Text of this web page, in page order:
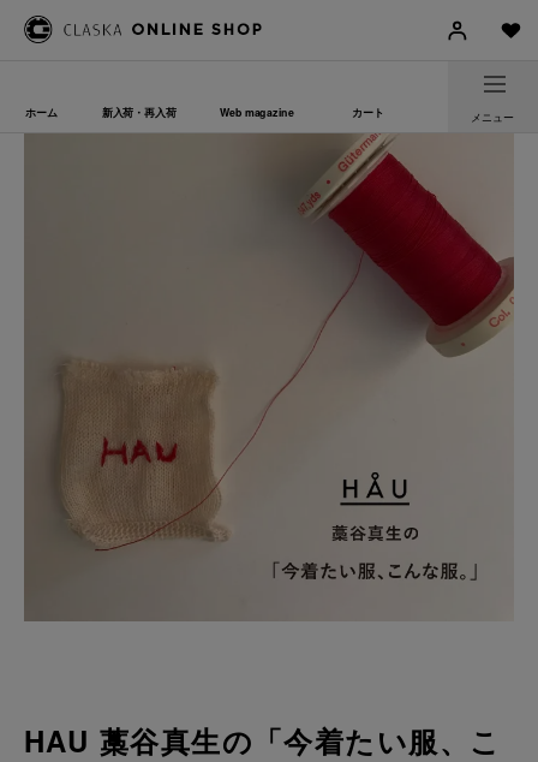
ホーム 新入荷・再入荷 Web magazine カート メニュー
HAU 藁谷真生の「今着たい服、こ